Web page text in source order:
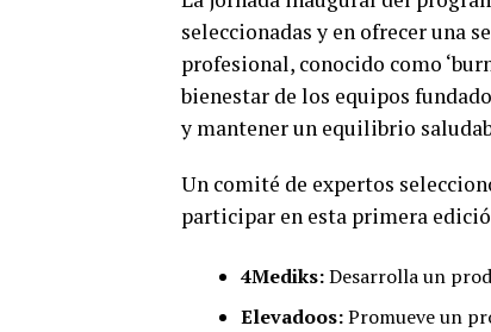
seleccionadas y en ofrecer una
profesional, conocido como
bienestar de los equipos
y mantener un equilibrio
Un comité de expertos
participar en esta primera
4Mediks:Desarrolla un
Elevadoos:Promueve un